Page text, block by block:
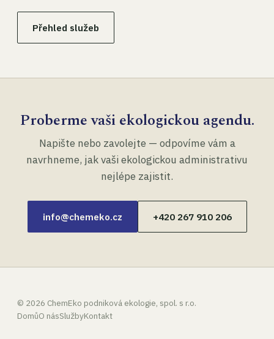
Přehled služeb
Proberme vaši ekologickou agendu.
Napište nebo zavolejte — odpovíme vám a
navrhneme, jak vaši ekologickou administrativu
nejlépe zajistit.
info@chemeko.cz +420 267 910 206
© 2026 ChemEko podniková ekologie, spol. s r.o.
DomůO násSlužbyKontakt